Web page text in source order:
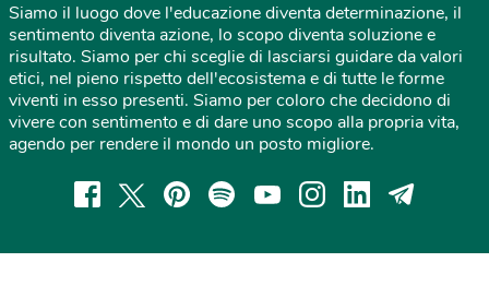
Siamo il luogo dove l'educazione diventa determinazione, il
sentimento diventa azione, lo scopo diventa soluzione e
risultato. Siamo per chi sceglie di lasciarsi guidare da valori
etici, nel pieno rispetto dell'ecosistema e di tutte le forme
viventi in esso presenti. Siamo per coloro che decidono di
vivere con sentimento e di dare uno scopo alla propria vita,
agendo per rendere il mondo un posto migliore.